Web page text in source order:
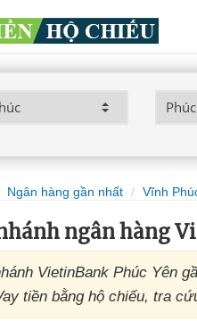
Ngân hàng gần nhất Vĩnh
ngân hàng
VietinBank Phúc Yên
tiền bằng hộ chiếu, tra